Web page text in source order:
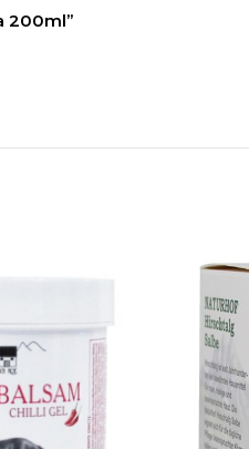
200ml”